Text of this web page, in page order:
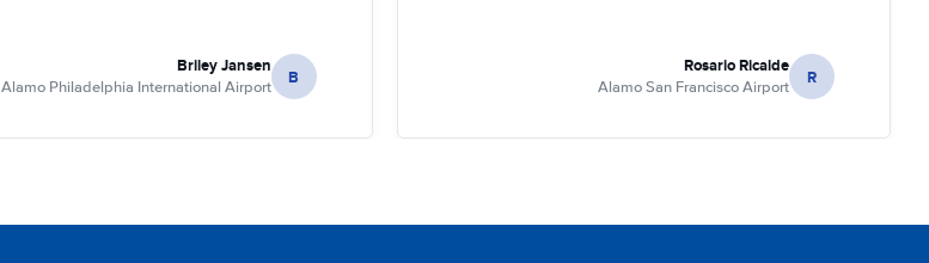
R
Rosario Ricalde
Alamo San Francisco Airport
B
Briley Jansen
Alamo Philadelphia International Airport